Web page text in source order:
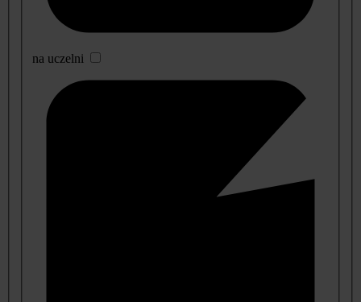
na uczelni